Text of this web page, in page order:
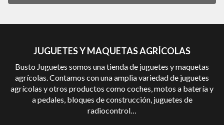
JUGUETES Y MAQUETAS AGRÍCOLAS
Busto Juguetes somos una tienda de juguetes y maquetas
agrícolas. Contamos con una amplia variedad de juguetes
agrícolas y otros productos como coches, motos a batería y
a pedales, bloques de construcción, juguetes de
radiocontrol…